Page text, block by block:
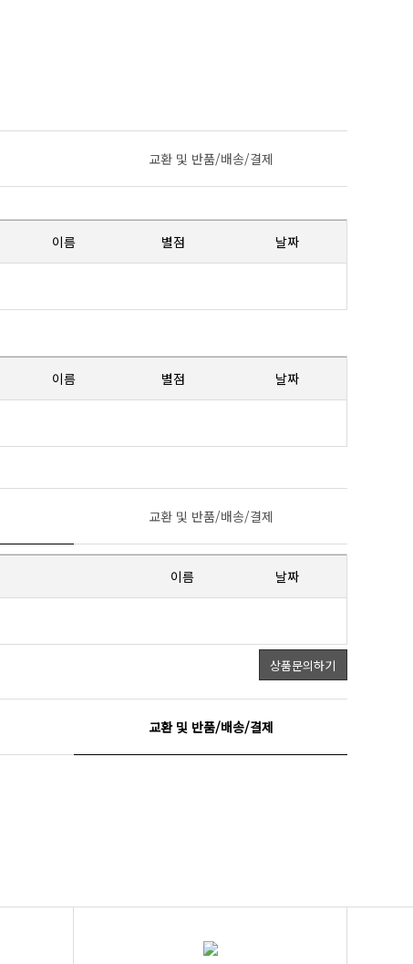
교환 및 반품/배송/결제
이름 별점 날짜
이름 별점 날짜
교환 및 반품/배송/결제
이름 날짜
상품문의하기
교환 및 반품/배송/결제